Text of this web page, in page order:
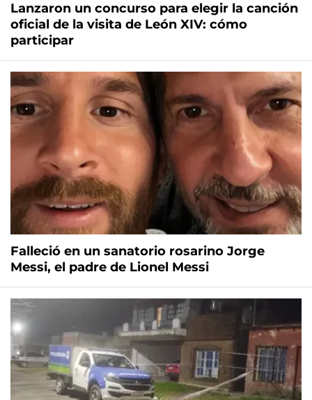
Lanzaron un concurso para elegir la canción
oficial de la visita de León XIV: cómo
participar
Falleció en un sanatorio rosarino Jorge
Messi, el padre de Lionel Messi